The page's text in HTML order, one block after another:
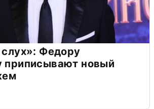
Федору
приписывают новый